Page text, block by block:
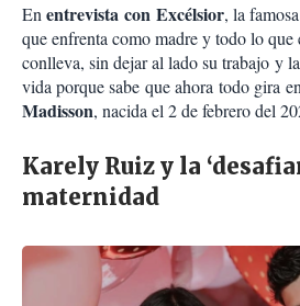
Enentrevista con Excélsior, la
que enfrenta como madre y todo lo que
conlleva, sin dejar al lado su trabajo y
vida porque sabe que ahora todo gira
Madisson, nacida el 2 de febrero del
Karely Ruiz y la
maternidad